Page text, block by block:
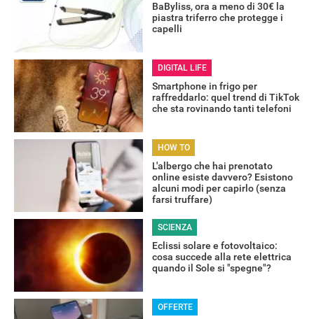
BaByliss, ora a meno di 30€ la
piastra triferro che protegge i
capelli
DIGITAL LIFE
Smartphone in frigo per
raffreddarlo: quel trend di TikTok
che sta rovinando tanti telefoni
HOW TO
L'albergo che hai prenotato
online esiste davvero? Esistono
alcuni modi per capirlo (senza
farsi truffare)
SCIENZA
Eclissi solare e fotovoltaico:
cosa succede alla rete elettrica
quando il Sole si "spegne"?
OFFERTE